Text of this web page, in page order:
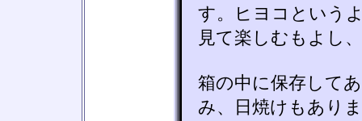
す。ヒヨコという
見て楽しむもよし
箱の中に保存して
み、日焼けもあり